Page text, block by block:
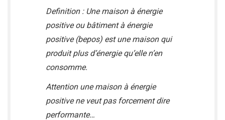
Definition : Une maison à énergie
positive ou bâtiment à énergie
positive (bepos) est une maison qui
produit plus d’énergie qu’elle n’en
consomme.
Attention une maison à énergie
positive ne veut pas forcement dire
performante…